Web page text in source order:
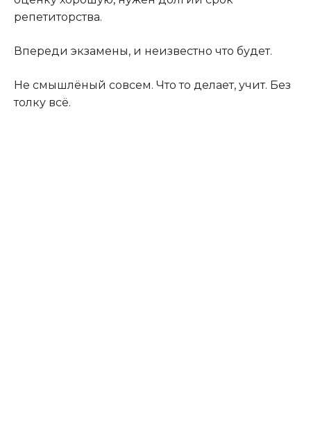
репетиторства.
Впереди экзамены, и неизвестно что будет.
Не смышлёный совсем. Что то делает, учит. Без
толку всё.